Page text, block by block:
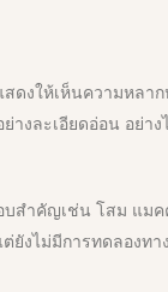
สดงให้เห็นความหล
งละเอียดอ่อน อย่า
สำคัญเช่น โสม แม
งไม่มีการทดลองท